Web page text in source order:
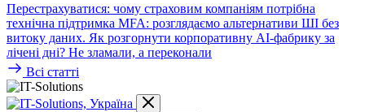
Перестрахуватися: чому страховим компаніям потрібна
технічна підтримка MFA: розглядаємо альтернативи ШІ без
витоку даних. Як розгорнути корпоративну AI-фабрику за
лічені дні? Не зламали, а переконали
Всі статті